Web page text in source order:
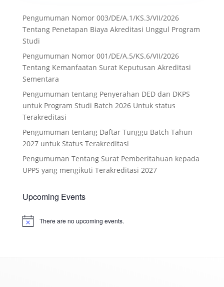
Pengumuman Nomor 003/DE/A.1/KS.3/VII/2026
Tentang Penetapan Biaya Akreditasi Unggul Program
Studi
Pengumuman Nomor 001/DE/A.5/KS.6/VII/2026
Tentang Kemanfaatan Surat Keputusan Akreditasi
Sementara
Pengumuman tentang Penyerahan DED dan DKPS
untuk Program Studi Batch 2026 Untuk status
Terakreditasi
Pengumuman tentang Daftar Tunggu Batch Tahun
2027 untuk Status Terakreditasi
Pengumuman Tentang Surat Pemberitahuan kepada
UPPS yang mengikuti Terakreditasi 2027
Upcoming Events
Notice There are no upcoming events.